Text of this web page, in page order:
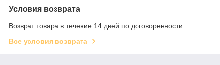
Условия возврата
Возврат товара в течение 14 дней по договоренности
Все условия возврата